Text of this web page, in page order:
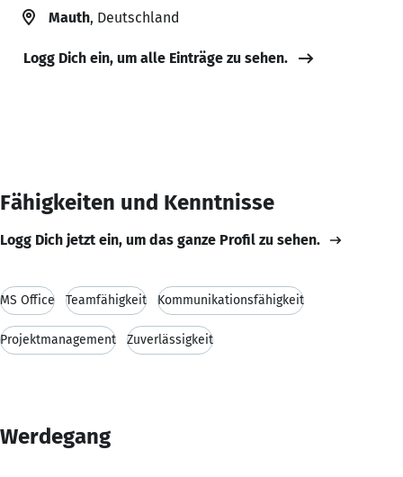
Mauth, Deutschland
Logg Dich ein, um alle Einträge zu sehen.
Fähigkeiten und Kenntnisse
Logg Dich jetzt ein, um das ganze Profil zu sehen.
MS Office Teamfähigkeit Kommunikationsfähigkeit
Projektmanagement Zuverlässigkeit
Werdegang